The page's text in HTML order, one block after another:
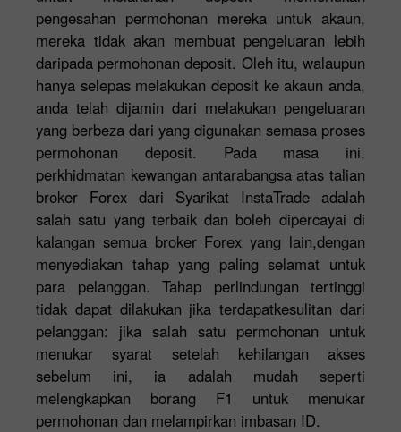
pengesahan permohonan mereka untuk akaun,
mereka tidak akan membuat pengeluaran lebih
daripada permohonan deposit. Oleh itu, walaupun
hanya selepas melakukan deposit ke akaun anda,
anda telah dijamin dari melakukan pengeluaran
yang berbeza dari yang digunakan semasa proses
permohonan deposit. Pada masa ini,
perkhidmatan kewangan antarabangsa atas talian
broker Forex dari Syarikat InstaTrade adalah
salah satu yang terbaik dan boleh dipercayai di
kalangan semua broker Forex yang lain,dengan
menyediakan tahap yang paling selamat untuk
para pelanggan. Tahap perlindungan tertinggi
tidak dapat dilakukan jika terdapatkesulitan dari
pelanggan: jika salah satu permohonan untuk
menukar syarat setelah kehilangan akses
sebelum ini, ia adalah mudah seperti
melengkapkan borang F1 untuk menukar
permohonan dan melampirkan imbasan ID.